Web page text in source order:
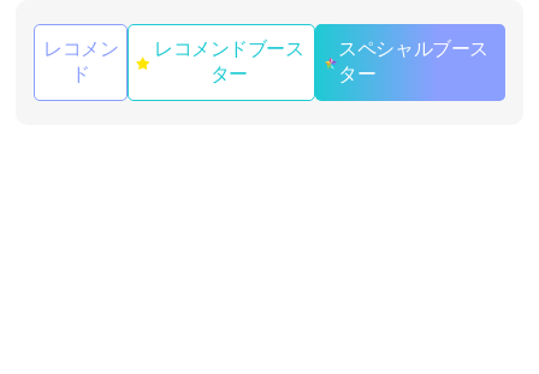
レコメン
ド
レコメンドブース
ター
スペシャルブース
ター